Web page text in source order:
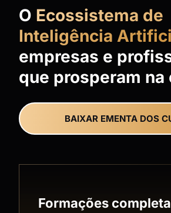
O Ecossistema de
Inteligência
empresas e
que prosperam na
BAIXAR EMENTA DOS
Formações